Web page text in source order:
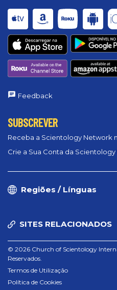
Feedback
SUBSCREVER
Receba a Scientology Network
Crie a Sua Conta da
Regiões / Línguas
SITES RELACIONADOS
© 2026 Church of Scientology
Reservados.
Termos de Utilização
Política de Cookies